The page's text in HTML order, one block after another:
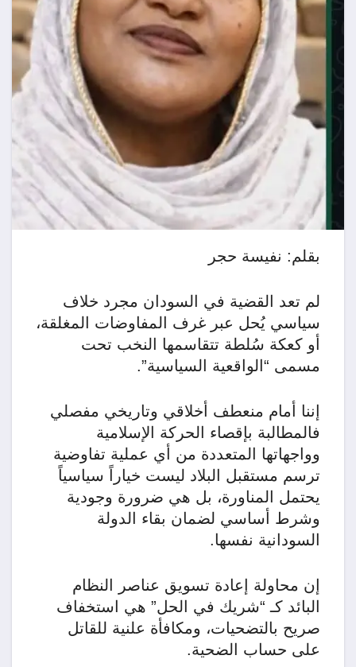
بقلم: نفيسة حجر
​لم تعد القضية في السودان مجرد خلاف
سياسي يُحل عبر غرف المفاوضات المغلقة،
أو كعكة سُلطة تتقاسمها النخب تحت
مسمى “الواقعية السياسية”.
إننا أمام منعطف أخلاقي وتاريخي مفصلي
فالمطالبة بإقصاء الحركة الإسلامية
وواجهاتها المتعددة من أي عملية تفاوضية
ترسم مستقبل البلاد ليست خياراً سياسياً
يحتمل المناورة، بل هي ضرورة وجودية
وشرط أساسي لضمان بقاء الدولة
السودانية نفسها.
إن محاولة إعادة تسويق عناصر النظام
البائد كـ “شريك في الحل” هي استخفاف
صريح بالتضحيات، ومكافأة علنية للقاتل
على حساب الضحية.